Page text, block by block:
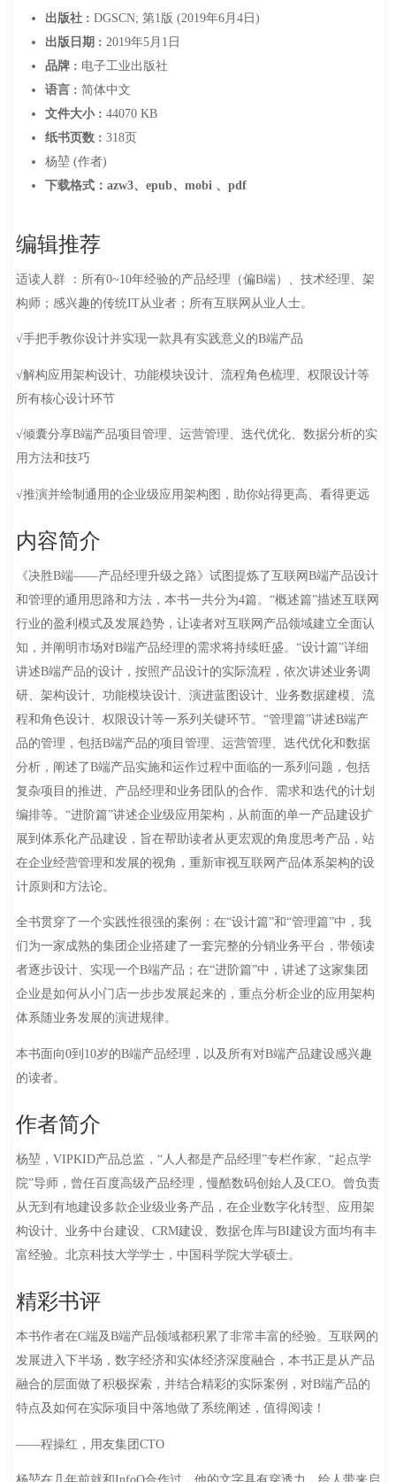
出版社 : DGSCN; 第1版 (2019年6月4日)
出版日期 : 2019年5月1日
品牌 : 电子工业出版社
语言 : 简体中文
文件大小 : 44070 KB
纸书页数 : 318页
杨堃 (作者)
下载格式：azw3、epub、mobi 、pdf
编辑推荐
适读人群 ：所有0~10年经验的产品经理（偏B端）、技术经理、架
构师；感兴趣的传统IT从业者；所有互联网从业人士。
√手把手教你设计并实现一款具有实践意义的B端产品
√解构应用架构设计、功能模块设计、流程角色梳理、权限设计等
所有核心设计环节
√倾囊分享B端产品项目管理、运营管理、迭代优化、数据分析的实
用方法和技巧
√推演并绘制通用的企业级应用架构图，助你站得更高、看得更远
内容简介
《决胜B端——产品经理升级之路》试图提炼了互联网B端产品设计
和管理的通用思路和方法，本书一共分为4篇。“概述篇”描述互联网
行业的盈利模式及发展趋势，让读者对互联网产品领域建立全面认
知，并阐明市场对B端产品经理的需求将持续旺盛。“设计篇”详细
讲述B端产品的设计，按照产品设计的实际流程，依次讲述业务调
研、架构设计、功能模块设计、演进蓝图设计、业务数据建模、流
程和角色设计、权限设计等一系列关键环节。“管理篇”讲述B端产
品的管理，包括B端产品的项目管理、运营管理、迭代优化和数据
分析，阐述了B端产品实施和运作过程中面临的一系列问题，包括
复杂项目的推进、产品经理和业务团队的合作、需求和迭代的计划
编排等。“进阶篇”讲述企业级应用架构，从前面的单一产品建设扩
展到体系化产品建设，旨在帮助读者从更宏观的角度思考产品，站
在企业经营管理和发展的视角，重新审视互联网产品体系架构的设
计原则和方法论。
全书贯穿了一个实践性很强的案例：在“设计篇”和“管理篇”中，我
们为一家成熟的集团企业搭建了一套完整的分销业务平台，带领读
者逐步设计、实现一个B端产品；在“进阶篇”中，讲述了这家集团
企业是如何从小门店一步步发展起来的，重点分析企业的应用架构
体系随业务发展的演进规律。
本书面向0到10岁的B端产品经理，以及所有对B端产品建设感兴趣
的读者。
作者简介
杨堃，VIPKID产品总监，“人人都是产品经理”专栏作家、“起点学
院”导师，曾任百度高级产品经理，慢酷数码创始人及CEO。曾负责
从无到有地建设多款企业级业务产品，在企业数字化转型、应用架
构设计、业务中台建设、CRM建设、数据仓库与BI建设方面均有丰
富经验。北京科技大学学士，中国科学院大学硕士。
精彩书评
本书作者在C端及B端产品领域都积累了非常丰富的经验。互联网的
发展进入下半场，数字经济和实体经济深度融合，本书正是从产品
融合的层面做了积极探索，并结合精彩的实际案例，对B端产品的
特点及如何在实际项目中落地做了系统阐述，值得阅读！
——程操红，用友集团CTO